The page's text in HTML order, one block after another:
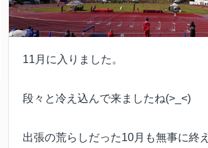
11月に入りました。
段々と冷え込んで来ましたね(>_<)
出張の荒らしだった10月も無事に終え